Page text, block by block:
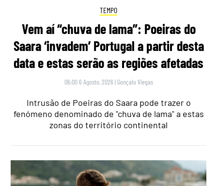
TEMPO
Vem aí “chuva de lama”: Poeiras do
Saara ‘invadem’ Portugal a partir desta
data e estas serão as regiões afetadas
06:00 6 Agosto, 2026 | Gonçalo Viegas
Intrusão de Poeiras do Saara pode trazer o
fenómeno denominado de "chuva de lama" a estas
zonas do território continental